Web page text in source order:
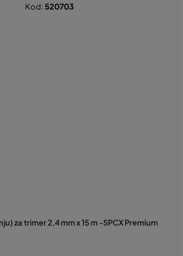
za trimer 2,4 mm x 15 m -SPCX Premium
Kod: 520703